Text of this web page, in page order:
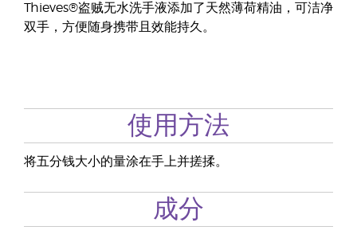
Thieves®盗贼无水洗手液添加了天然薄荷精油，可洁净
双手，方便随身携带且效能持久。
使用方法
将五分钱大小的量涂在手上并搓揉。
成分